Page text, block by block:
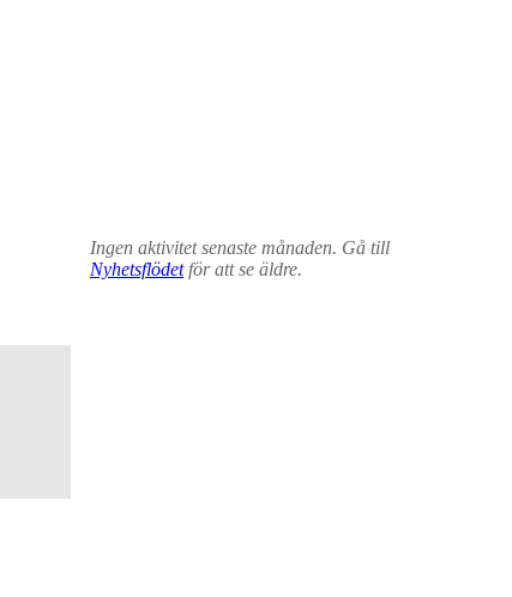
Ingen aktivitet senaste månaden. Gå till
Nyhetsflödetför att se äldre.